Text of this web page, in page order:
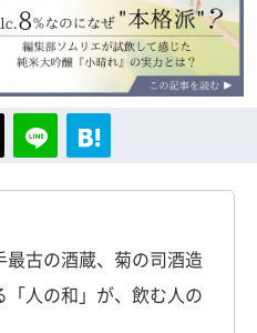
最古の酒蔵、菊の司酒造
「人の和」が、飲む人の